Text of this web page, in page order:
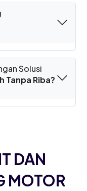
Solusi
Tanpa Riba?
DAN
MOTOR